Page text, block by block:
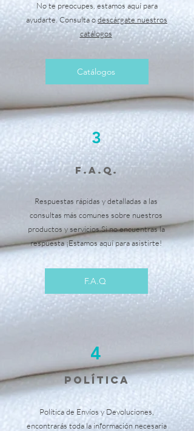
No te preocupes, estamos aquí para
ayudarte. Consulta odescárgate nuestros
catálogos
Catálogos
3
f.a.q.
Respuestas rápidas y detalladas a las
consultas más comunes sobre nuestros
productos y servicios.Si no encuentras la
respuesta ¡Estamos aquí para asistirte!
F.A.Q
4
política
Política de Envíos y Devoluciones,
encontrarás toda la información necesaria